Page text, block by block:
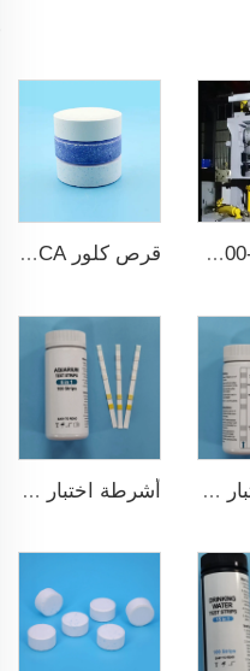
سلسلة ZPS100-10 ضاغط أقراص دوارة كبير قرص كلور TCCA لتعقيم المياه قياس 3 بوصات حمض ثلاثي الكلور إيزوسيانوريك
أشرطة اختبار ماء مسبح 7 في 1 أشرطة اختبار خزان السمك عالية الجودة 6 في 1 لمزرعة الأسماك